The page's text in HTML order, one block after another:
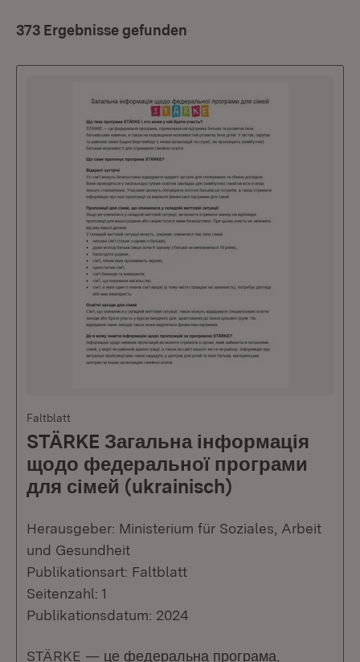
373 Ergebnisse gefunden
Faltblatt
STÄRKE Загальна інформація
щодо федеральної програми
для сімей (ukrainisch)
Herausgeber: Ministerium für Soziales, Arbeit
und Gesundheit
Publikationsart: Faltblatt
Seitenzahl: 1
Publikationsdatum: 2024
STÄRKE — це федеральна програма,